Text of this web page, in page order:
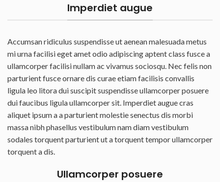
Imperdiet augue
Accumsan ridiculus suspendisse ut aenean malesuada metus
mi urna facilisi eget amet odio adipiscing aptent class fusce a
ullamcorper facilisi nullam ac vivamus sociosqu. Nec felis non
parturient fusce ornare dis curae etiam facilisis convallis
ligula leo litora dui suscipit suspendisse ullamcorper posuere
dui faucibus ligula ullamcorper sit. Imperdiet augue cras
aliquet ipsum a a parturient molestie senectus dis morbi
massa nibh phasellus vestibulum nam diam vestibulum
sodales torquent parturient ut a torquent tempor ullamcorper
torquent a dis.
Ullamcorper posuere